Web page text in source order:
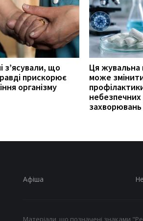
з’ясували, що
прискорює
організму
Ця жувальна
може
небезпечних
захворювань
Афіша
Матеріали, що позначені знаками